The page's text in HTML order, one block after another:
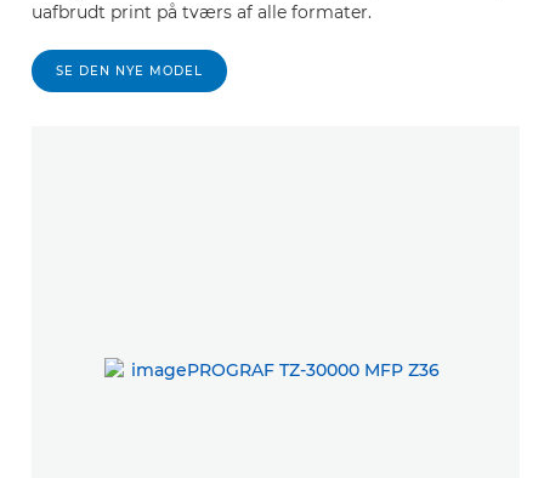
uafbrudt print på tværs af alle formater.
SE DEN NYE MODEL